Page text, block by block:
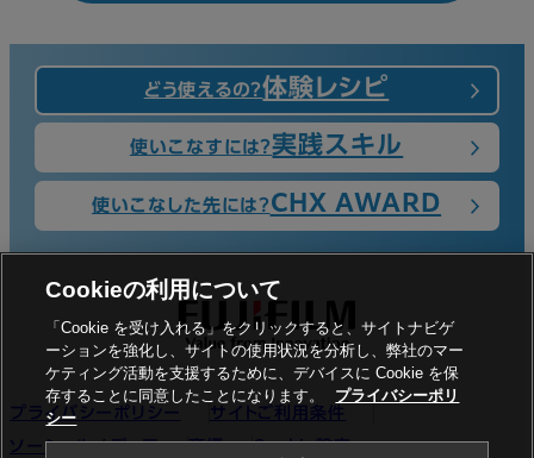
どう使えるの？体験レシピ
使いこなすには？実践スキル
使いこなした先には？ CHX AWARD
フッター
プライバシーポリシー
サイトご利用条件
ソーシャルメディア
商標 Cookie設定
Cookieの利用について
「Cookie を受け入れる」をクリックすると、サイトナビゲ
ーションを強化し、サイトの使用状況を分析し、弊社のマー
ケティング活動を支援するために、デバイスに Cookie を保
存することに同意したことになります。
プライバシーポリ
シー